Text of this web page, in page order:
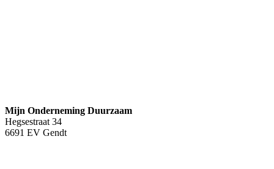
Mijn Onderneming Duurzaam
Hegsestraat 34
6691 EV Gendt